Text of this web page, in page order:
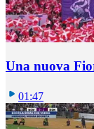
Una nuova
01:47